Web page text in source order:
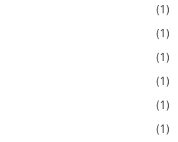
(1)
(1)
(1)
(1)
(1)
(1)